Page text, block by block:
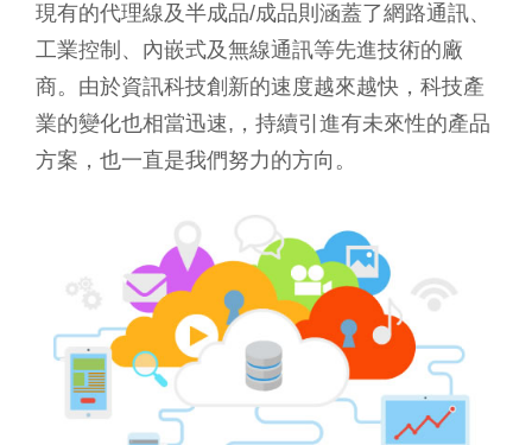
現有的代理線及半成品/成品則涵蓋了網路通訊、
工業控制、內嵌式及無線通訊等先進技術的廠
商。由於資訊科技創新的速度越來越快，科技產
業的變化也相當迅速,，持續引進有未來性的產品
方案，也一直是我們努力的方向。